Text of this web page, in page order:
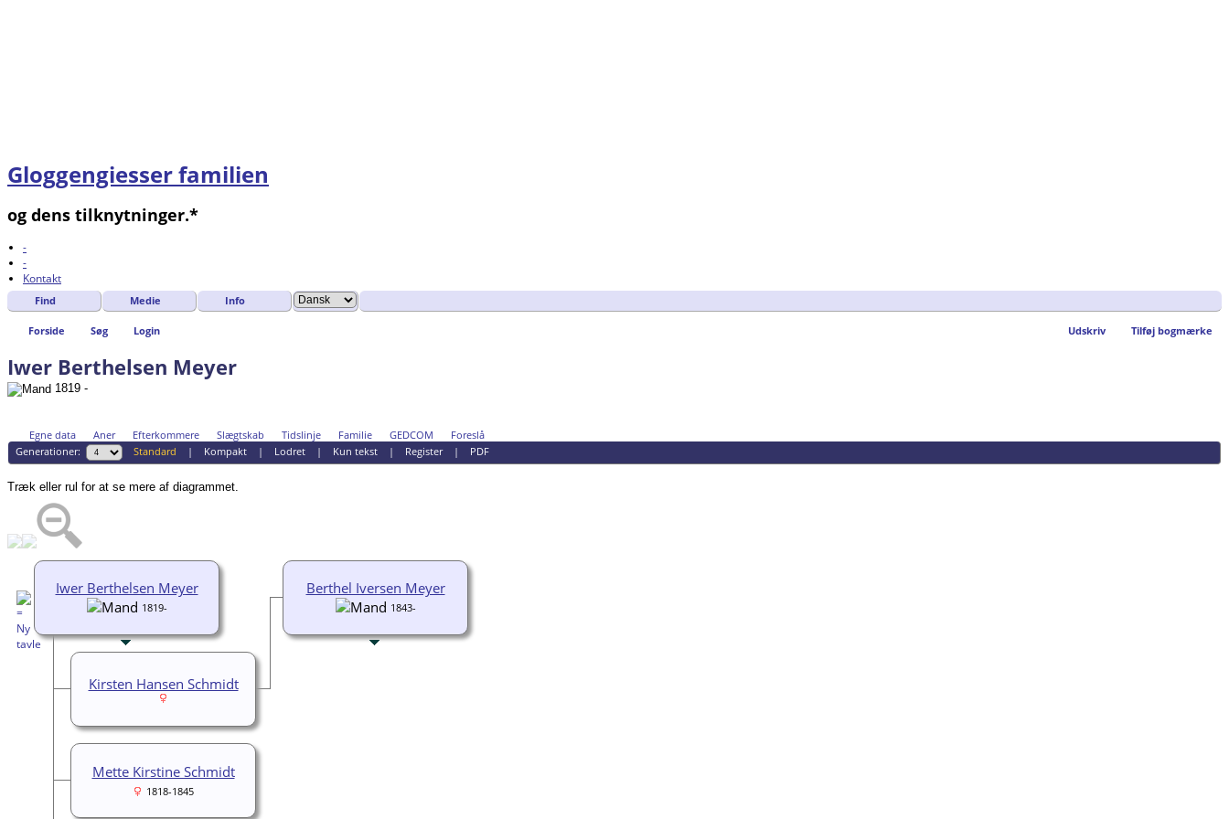
Gloggengiesser familien
og dens tilknytninger.*
-
-
Kontakt
Find Medie Info
Forside Søg Login Udskriv Tilføj bogmærke
Iwer Berthelsen Meyer
1819 -
Egne data Aner Efterkommere Slægtskab Tidslinje Familie GEDCOM
Foreslå
Generationer:
Standard | Kompakt| Lodret| Kun tekst| Register| PDF
Træk eller rul for at se mere af diagrammet.
Berthel Iversen Meyer
1843-
Iwer Berthelsen Meyer
1819-
Kirsten Hansen Schmidt
Mette Kirstine Schmidt
1818-1845